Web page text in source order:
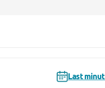
Last